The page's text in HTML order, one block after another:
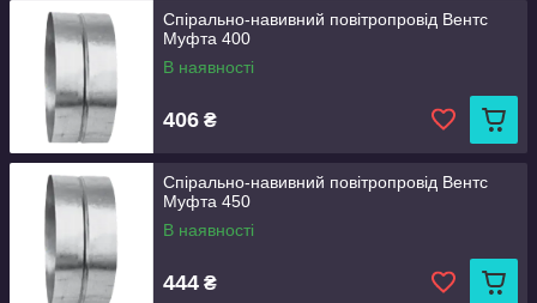
Спірально-навивний повітропровід Вентс
Муфта 400
В наявності
406 ₴
Спірально-навивний повітропровід Вентс
Муфта 450
В наявності
444 ₴